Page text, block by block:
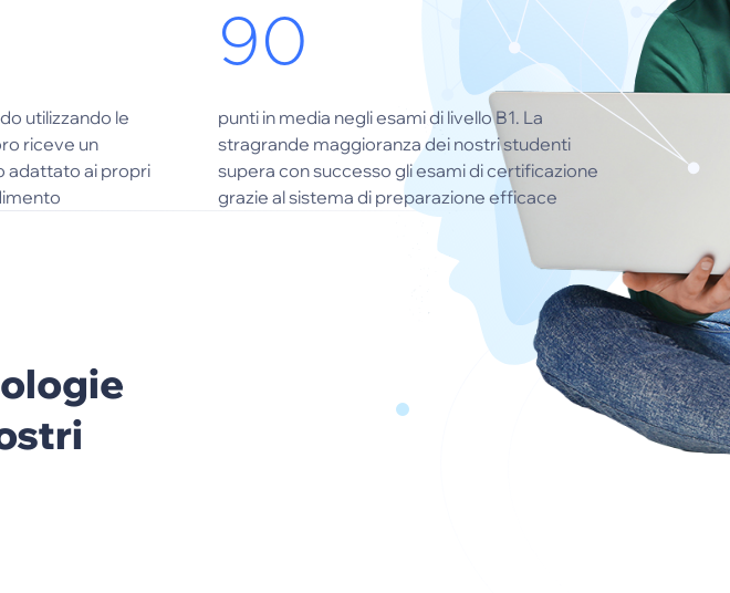
utilizzando le
riceve un
adattato ai propri
90
punti in media negli esami di livello B1. La
stragrande maggioranza dei nostri studenti
supera con successo gli esami di certificazione
grazie al sistema di preparazione efficace